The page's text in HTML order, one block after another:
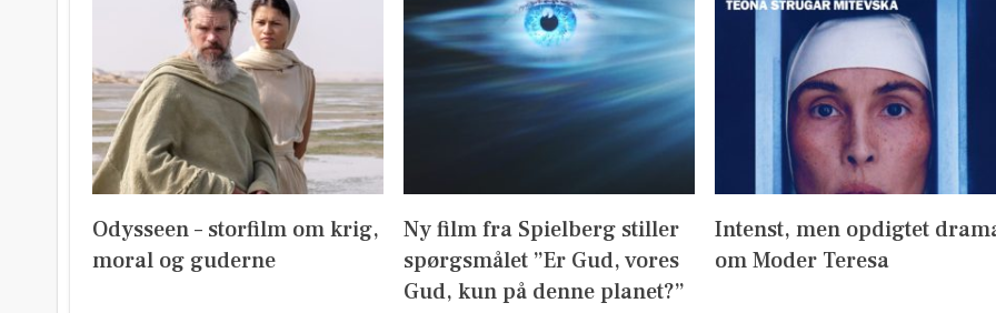
Odysseen – storfilm om krig,
moral og guderne
Ny film fra Spielberg stiller
spørgsmålet ”Er Gud, vores
Gud, kun på denne planet?”
Intenst, men opdigtet
om Moder Teresa